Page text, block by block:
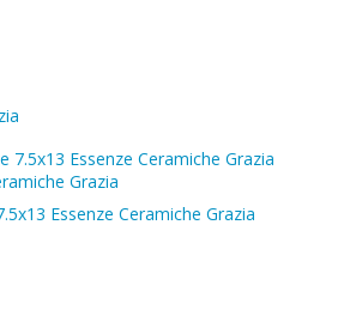
Grazia
Essenze Ceramiche Grazia